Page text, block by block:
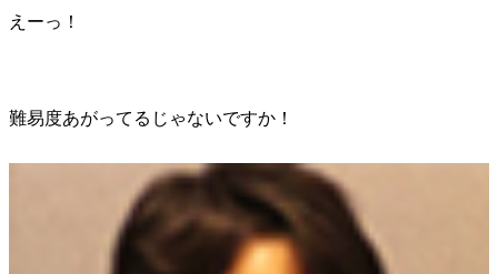
えーっ！
難易度あがってるじゃないですか！